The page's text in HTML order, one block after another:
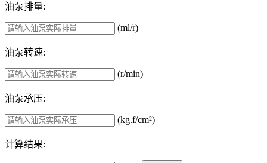
油泵排量:
(ml/r)
油泵转速:
(r/min)
油泵承压:
(kg.f/cm²)
计算结果: